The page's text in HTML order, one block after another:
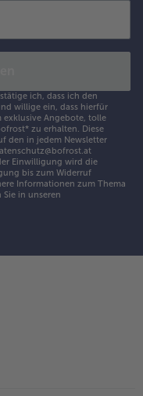
ich, dass ich den
willige ein, dass hierfür
exklusive Angebote, tolle
zu erhalten. Diese
den in jedem Newsletter
Einwilligung wird die
bis zum Widerruf
Informationen zum Thema
in unseren